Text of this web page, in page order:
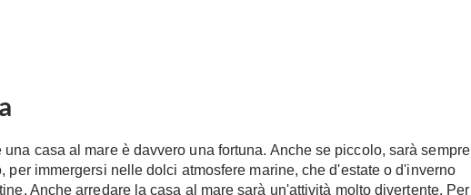
una casa al mare è davvero una fortuna. Anche se piccolo, sarà sempre
per immergersi nelle dolci atmosfere marine, che d'estate o d'inverno
Anche arredare la casa al mare sarà un'attività molto divertente. Per